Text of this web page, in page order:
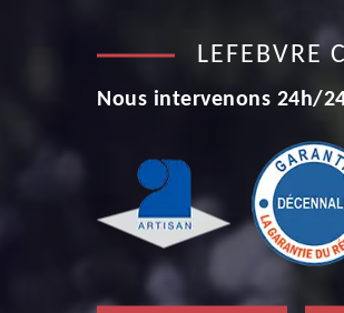
LEFEBVRE
Nous intervenons 24h/